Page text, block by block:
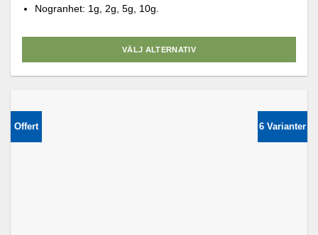
Nogranhet: 1g, 2g, 5g, 10g.
VÄLJ ALTERNATIV
har
flera
varianter.
6 Varianter
Offert